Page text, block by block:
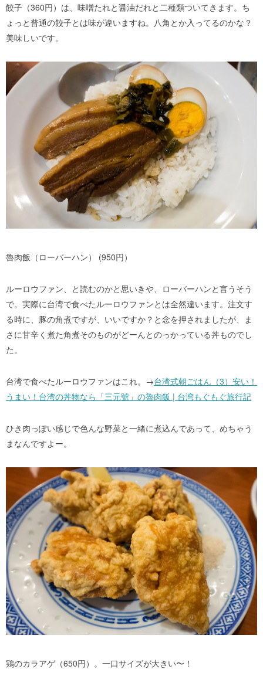
餃子（360円）は、味噌たれと醤油だれと二種類ついてきます。ち
ょっと普通の餃子とは味が違いますね。八角とか入ってるのかな？
美味しいです。
魯肉飯（ローバーハン） (950円）
ルーロウファン、と読むのかと思いきや、ローバーハンと言うそう
で。実際に台湾で食べたルーロウファンとは全然違います。注文す
る時に、豚の角煮ですが、いいですか？と念を押されましたが、ま
さに甘辛く煮た角煮そのものがどーんとのっかっている丼ものでし
た。
台湾で食べたルーロウファンはこれ。→台湾式朝ごはん（3）安い！
うまい！台湾の丼物なら「三元號」の魯肉飯 | 台湾もぐもぐ旅行記
ひき肉っぽい感じで色んな野菜と一緒に煮込んであって、めちゃう
まなんですよー。
鶏のカラアゲ（650円）。一口サイズが大きい〜！